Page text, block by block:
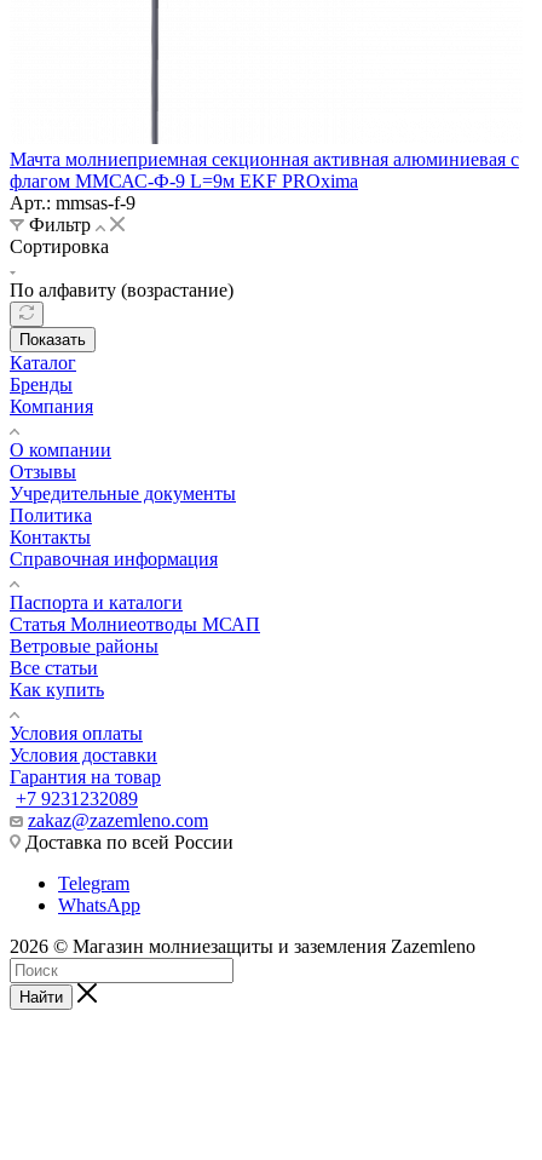
Мачта молниеприемная секционная активная алюминиевая c
флагом ММСАС-Ф-9 L=9м EKF PROxima
Арт.: mmsas-f-9
Фильтр
Сортировка
По алфавиту (возрастание)
Показать
Каталог
Бренды
Компания
О компании
Отзывы
Учредительные документы
Политика
Контакты
Справочная информация
Паспорта и каталоги
Статья Молниеотводы МСАП
Ветровые районы
Все статьи
Как купить
Условия оплаты
Условия доставки
Гарантия на товар
+7 9231232089
zakaz@zazemleno.com
Доставка по всей России
Telegram
WhatsApp
2026 © Магазин молниезащиты и заземления Zazemleno
Найти